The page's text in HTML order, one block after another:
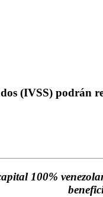
(IVSS)
100%